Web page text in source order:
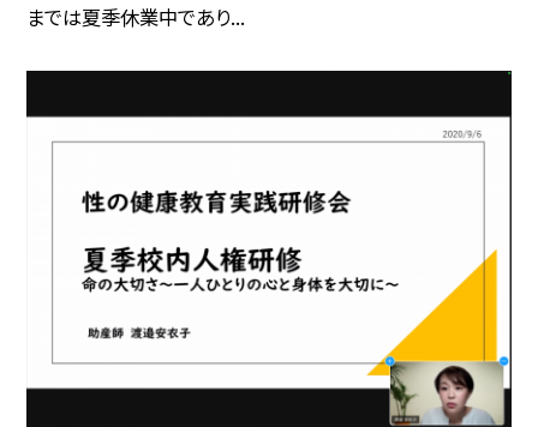
までは夏季休業中であり...